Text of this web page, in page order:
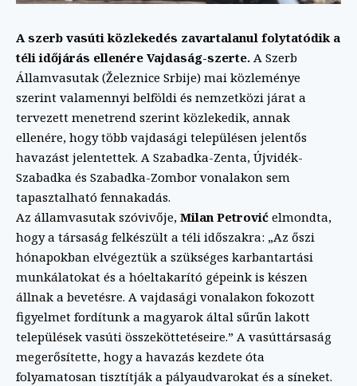
A szerb vasúti közlekedés zavartalanul folytatódik a
téli időjárás ellenére Vajdaság-szerte. A Szerb
Államvasutak (Železnice Srbije) mai közleménye
szerint valamennyi belföldi és nemzetközi járat a
tervezett menetrend szerint közlekedik, annak
ellenére, hogy több vajdasági településen jelentős
havazást jelentettek. A Szabadka-Zenta, Újvidék-
Szabadka és Szabadka-Zombor vonalakon sem
tapasztalható fennakadás.
Az államvasutak szóvivője, Milan Petrović elmondta,
hogy a társaság felkészült a téli időszakra: „Az őszi
hónapokban elvégeztük a szükséges karbantartási
munkálatokat és a hóeltakarító gépeink is készen
állnak a bevetésre. A vajdasági vonalakon fokozott
figyelmet fordítunk a magyarok által sűrűn lakott
települések vasúti összeköttetéseire.” A vasúttársaság
megerősítette, hogy a havazás kezdete óta
folyamatosan tisztítják a pályaudvarokat és a síneket.